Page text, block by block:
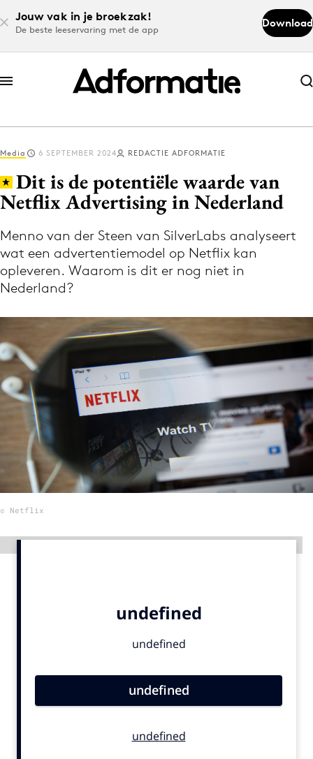
Jouw vak in je broekzak!
De beste leeservaring met de app
Download
Abonneer nu
Abonneer nu
Log in
Download de app
Volg het laatste nieuws via de Adformatie
Nieuws app
Menu
Home
9 sept: GenAI-training
12 nov: MarketingLive!
Adverteren
Events
Academy
Carriere
Contentmarketing
Media 6 SEPTEMBER 2024 REDACTIE ADFORMATIE
Dit is de potentiële waarde van
Netflix Advertising in Nederland
Menno van der Steen van SilverLabs analyseert
wat een advertentiemodel op Netflix kan
opleveren. Waarom is dit er nog niet in
Nederland?
© Netflix